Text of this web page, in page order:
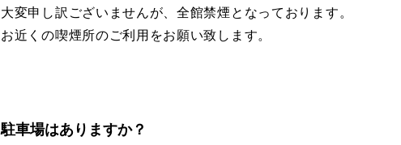
大変申し訳ございませんが、全館禁煙となっております。
お近くの喫煙所のご利用をお願い致します。
駐車場はありますか？